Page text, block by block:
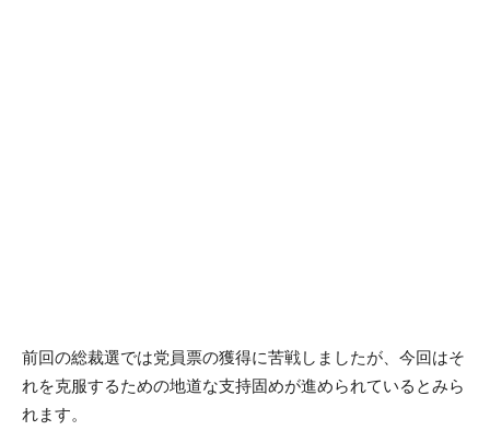
前回の総裁選では党員票の獲得に苦戦しましたが、今回はそ
れを克服するための地道な支持固めが進められているとみら
れます。